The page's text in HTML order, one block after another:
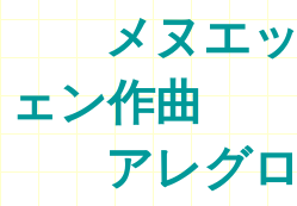
メヌエ
ェン作曲
アレグ